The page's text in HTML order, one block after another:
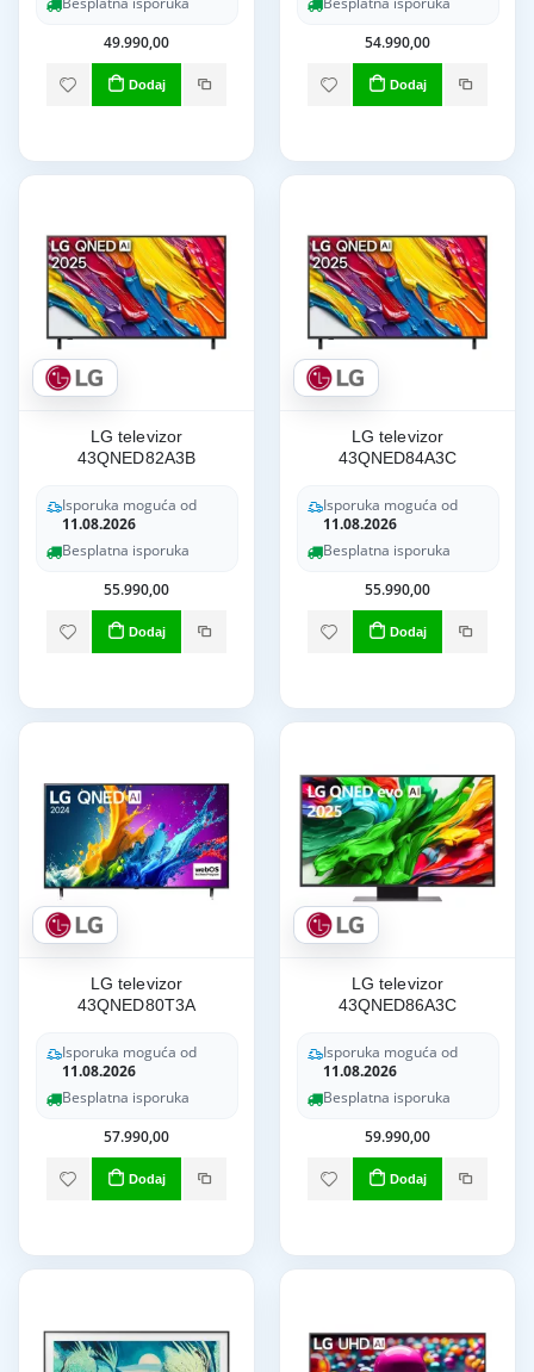
49.990,00
Dodaj
54.990,00
Dodaj
LG televizor
43QNED82A3B
Isporuka moguća od
11.08.2026
Besplatna isporuka
55.990,00
Dodaj
LG televizor
43QNED84A3C
Isporuka moguća od
11.08.2026
Besplatna isporuka
55.990,00
Dodaj
LG televizor
43QNED80T3A
Isporuka moguća od
11.08.2026
Besplatna isporuka
57.990,00
Dodaj
LG televizor
43QNED86A3C
Isporuka moguća od
11.08.2026
Besplatna isporuka
59.990,00
Dodaj